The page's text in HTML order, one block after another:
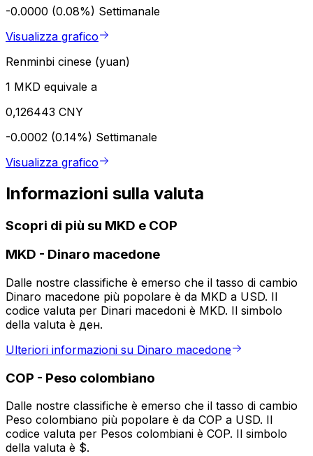
-0.0000 (0.08%) Settimanale
Visualizza grafico
Renminbi cinese (yuan)
1 MKD equivale a
0,126443 CNY
-0.0002 (0.14%) Settimanale
Visualizza grafico
Informazioni sulla valuta
Scopri di più su MKD e COP
MKD - Dinaro macedone
Dalle nostre classifiche è emerso che il tasso di cambio
Dinaro macedone più popolare è da MKD a USD. Il
codice valuta per Dinari macedoni è MKD. Il simbolo
della valuta è ден.
Ulteriori informazioni su Dinaro macedone
COP - Peso colombiano
Dalle nostre classifiche è emerso che il tasso di cambio
Peso colombiano più popolare è da COP a USD. Il
codice valuta per Pesos colombiani è COP. Il simbolo
della valuta è $.